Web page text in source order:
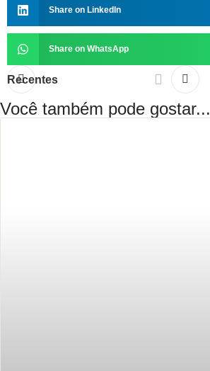
Share on LinkedIn
Share on WhatsApp
Recentes
Você também pode gostar...